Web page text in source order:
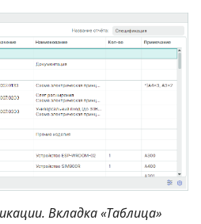
Вкладка «Таблица»